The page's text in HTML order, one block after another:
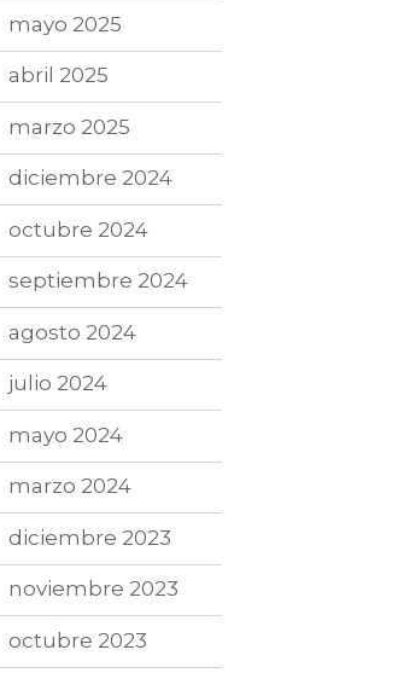
mayo 2025
abril 2025
marzo 2025
diciembre 2024
octubre 2024
septiembre 2024
agosto 2024
julio 2024
mayo 2024
marzo 2024
diciembre 2023
noviembre 2023
octubre 2023